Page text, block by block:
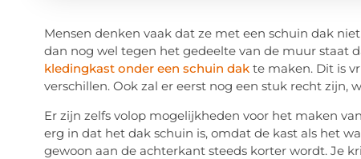
Mensen denken vaak dat ze met een schuin dak
dan nog wel tegen het gedeelte van de muur staat
kledingkast onder een schuin dakte maken. Dit is
verschillen. Ook zal er eerst nog een stuk recht zijn,
Er zijn zelfs volop mogelijkheden voor het maken
erg in dat het dak schuin is, omdat de kast als het
gewoon aan de achterkant steeds korter wordt. Je